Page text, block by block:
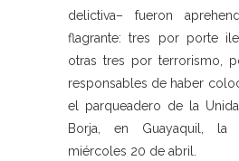
delictiva– fueron
flagrante: tres por porte
otras tres por terrorismo,
responsables de haber
el parqueadero de la
Borja, en Guayaquil,
miércoles 20 de abril.